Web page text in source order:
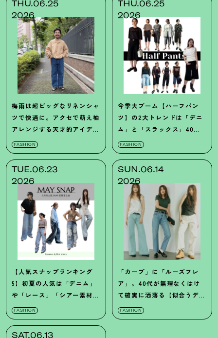
THU.06.25
2026
梅雨は超ビッグなリネンシャ
ツで快適に。アクセで萌え袖
アレンジする天才的アイデア
【メンズスナップ】
FASHION
THU.06.25
2026
今季大ブーム【ハーフパン
ツ】の2大トレンドは「デニ
ム」と「スラックス」40代
スナップ10選
FASHION
TUE.06.23
2026
【人気スナップランキング
5】初夏の人気は「デニム」
や「レース」「シアー素材」
40代スナップまとめ
FASHION
SUN.06.14
2026
「カーブ」に「ルーズフレ
ア」。40代が無理なくはけ
て確実に洒落る【似合うデニ
ム】が欲しい！
FASHION
SAT.06.13